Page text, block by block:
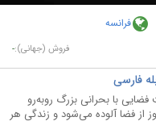
فرانسه
فروش (جهانی):-
فضایی با بحرانی بزرگ روبه‌رو
از فضا آلوده می‌شود و زندگی هر